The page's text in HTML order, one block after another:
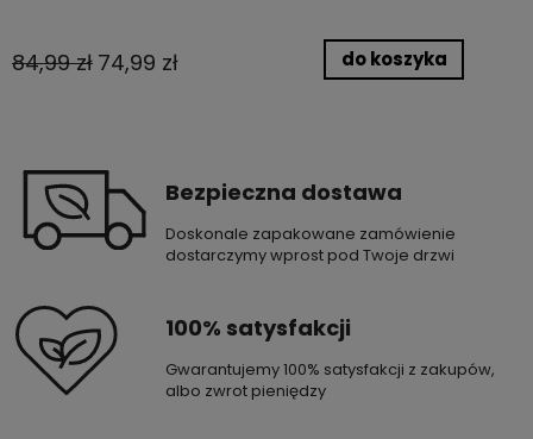
84,99 zł 74,99 zł do koszyka
Bezpieczna dostawa
Doskonale zapakowane zamówienie
dostarczymy wprost pod Twoje drzwi
100% satysfakcji
Gwarantujemy 100% satysfakcji z zakupów,
albo zwrot pieniędzy